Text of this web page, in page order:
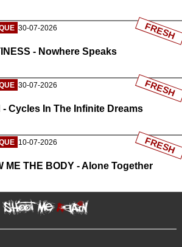
30-07-2026
- Nowhere Speaks
FRESH
30-07-2026
- Cycles In The Infinite Dreams
FRESH
10-07-2026
ME THE BODY - Alone Together
FRESH